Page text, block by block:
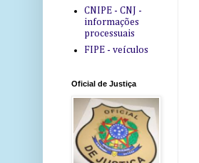
CNIPE - CNJ -
informações
processuais
FIPE - veículos
Oficial de Justiça